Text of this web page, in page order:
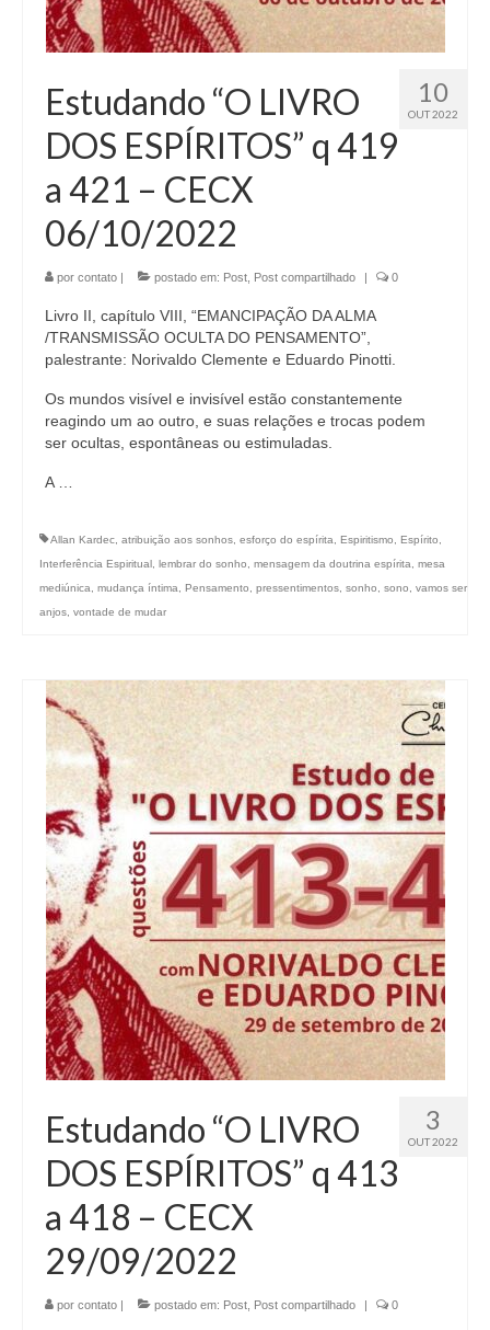
10
OUT 2022
Estudando “O LIVRO
DOS ESPÍRITOS” q 419
a 421 – CECX
06/10/2022
por contato | postado em: Post Post compartilhado | 0
Livro II, capítulo VIII, “EMANCIPAÇÃO DA ALMA
/TRANSMISSÃO OCULTA DO PENSAMENTO”,
palestrante: Norivaldo Clemente e Eduardo Pinotti.
Os mundos visível e invisível estão constantemente
reagindo um ao outro, e suas relações e trocas podem
ser ocultas, espontâneas ou estimuladas.
A …
Allan Kardec atribuição aos sonhos esforço do espírita Espiritismo Espírito
Interferência Espiritual lembrar do sonho mensagem da doutrina espírita
mesa
mediúnica
mudança íntima Pensamento pressentimentos sonho sono
vamos ser
anjos vontade de mudar
3
OUT 2022
Estudando “O LIVRO
DOS ESPÍRITOS” q 413
a 418 – CECX
29/09/2022
por contato | postado em: Post Post compartilhado | 0